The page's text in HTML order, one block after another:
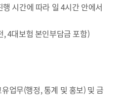
시간에 따라 일 4시간 안에서
, 4대보험 본인부담금 포함)
업무(행정, 통계 및 홍보) 및 금